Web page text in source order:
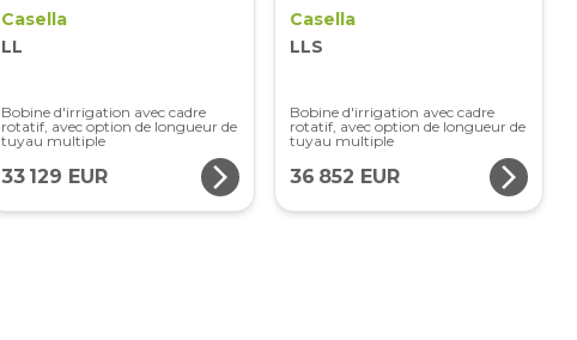
Casella
LL
Bobine d'irrigation avec cadre
rotatif, avec option de longueur de
tuyau multiple
33 129 EUR arrow_forward_ios
Casella
LLS
Bobine d'irrigation avec cadre
rotatif, avec option de longueur de
tuyau multiple
36 852 EUR arrow_forward_ios